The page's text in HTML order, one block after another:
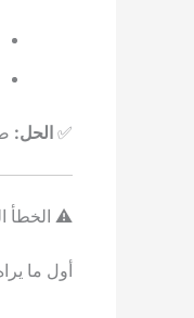
✅ الحل:
⚠️ الخطأ
أول ما